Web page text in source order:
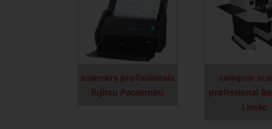
scanners profissionais
fujitsu Pacaembu
comprar
profissional
Limão